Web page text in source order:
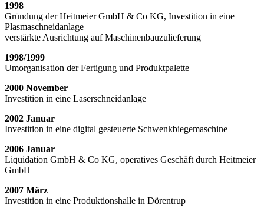
1998
Gründung der Heitmeier GmbH & Co KG, Investition in eine
Plasmaschneidanlage
verstärkte Ausrichtung auf Maschinenbauzulieferung
1998/1999
Umorganisation der Fertigung und Produktpalette
2000 November
Investition in eine Laserschneidanlage
2002 Januar
Investition in eine digital gesteuerte Schwenkbiegemaschine
2006 Januar
Liquidation GmbH & Co KG, operatives Geschäft durch Heitmeier
GmbH
2007 März
Investition in eine Produktionshalle in Dörentrup